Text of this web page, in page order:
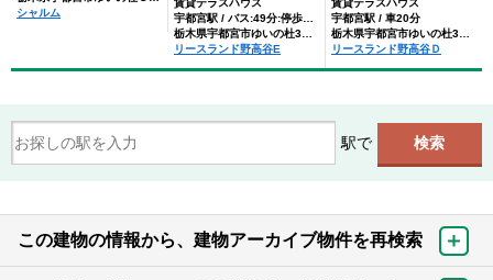
シャルム
賃貸テラスハウス
宇都宮駅 / バス:49分:停歩1分
栃木県宇都宮市ゆいの杜3丁目
リースランド野高谷E
賃貸テラスハウス
宇都宮駅 / 車20分
栃木県宇都宮市ゆいの杜3丁目
リースランド野高谷Ｄ
駅で
この建物の情報から、建物アーカイブ物件を再検索